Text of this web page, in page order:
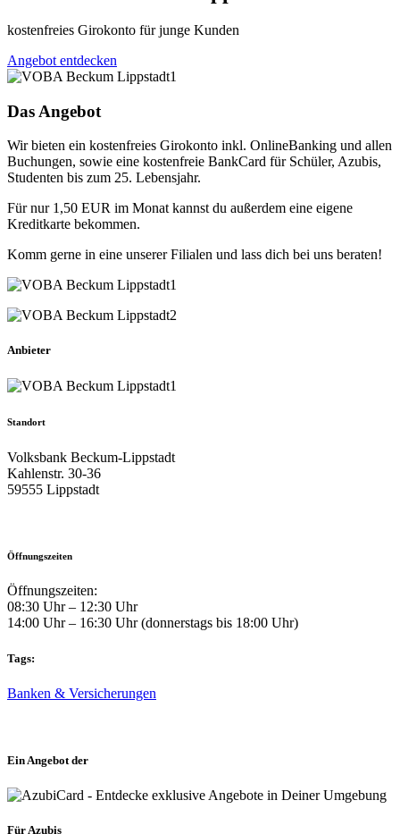
kostenfreies Girokonto für junge Kunden
Angebot entdecken
Das Angebot
Wir bieten ein kostenfreies Girokonto inkl. OnlineBanking und allen
Buchungen, sowie eine kostenfreie BankCard für Schüler, Azubis,
Studenten bis zum 25. Lebensjahr.
Für nur 1,50 EUR im Monat kannst du außerdem eine eigene
Kreditkarte bekommen.
Komm gerne in eine unserer Filialen und lass dich bei uns beraten!
Anbieter
Standort
Volksbank Beckum-Lippstadt
Kahlenstr. 30-36
59555 Lippstadt
Öffnungszeiten
Öffnungszeiten:
08:30 Uhr – 12:30 Uhr
14:00 Uhr – 16:30 Uhr (donnerstags bis 18:00 Uhr)
Tags:
Banken & Versicherungen
Ein Angebot der
Für Azubis